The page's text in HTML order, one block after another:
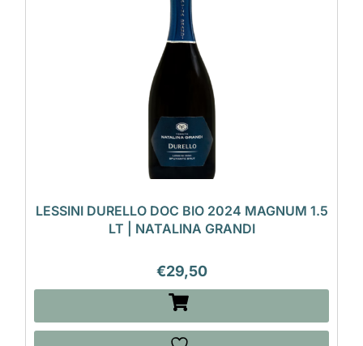
LESSINI DURELLO DOC BIO 2024 MAGNUM 1.5
LT | NATALINA GRANDI
€29,50